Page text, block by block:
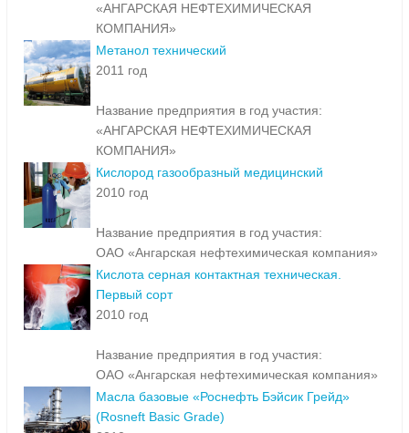
«АНГАРСКАЯ НЕФТЕХИМИЧЕСКАЯ
КОМПАНИЯ»
Метанол технический
2011 год
Название предприятия в год участия:
«АНГАРСКАЯ НЕФТЕХИМИЧЕСКАЯ
КОМПАНИЯ»
Кислород газообразный медицинский
2010 год
Название предприятия в год участия:
ОАО «Ангарская нефтехимическая компания»
Кислота серная контактная техническая.
Первый сорт
2010 год
Название предприятия в год участия:
ОАО «Ангарская нефтехимическая компания»
Масла базовые «Роснефть Бэйсик Грейд»
(Rosneft Basic Grade)